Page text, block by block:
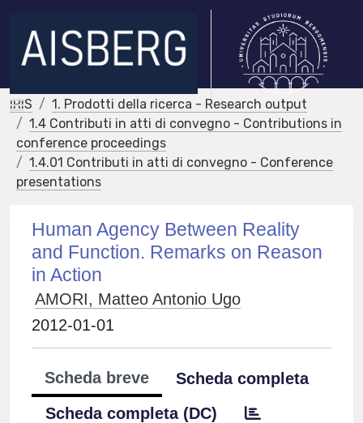
IRIS
1. Prodotti della ricerca - Research output
1.4 Contributi in atti di convegno - Contributions in
conference proceedings
1.4.01 Contributi in atti di convegno - Conference
presentations
Human Agency Between Reality
and Function. Remarks on Reason
in Action
AMORI, Matteo Antonio Ugo
2012-01-01
Scheda breve
Scheda completa
Scheda completa (DC)